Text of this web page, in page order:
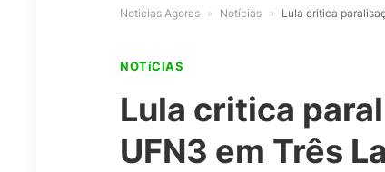
Noticias Agoras » Notícias » Lula critica
NOTíCIAS
Lula critica
UFN3 em Três